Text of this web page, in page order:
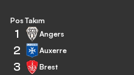
Pos Takım
1 Angers
2 Auxerre
3 Brest